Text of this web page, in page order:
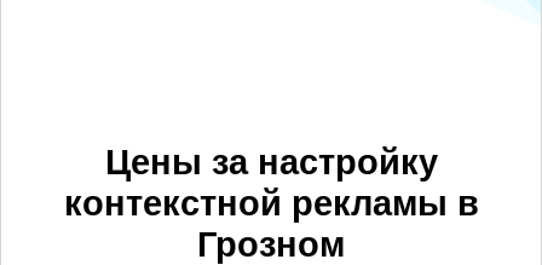
Цены за настройку
контекстной рекламы в
Грозном